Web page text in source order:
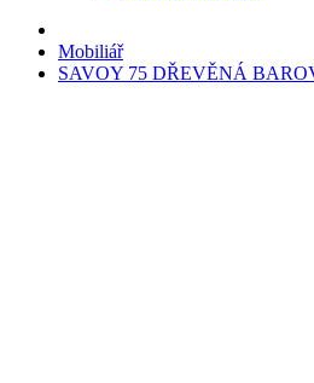
Mobiliář
SAVOY 75 DŘEVĚNÁ